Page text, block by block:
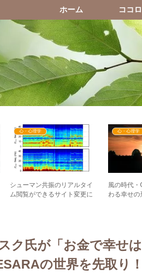
ホーム ココ
心・心理学
シューマン共振のリアルタイ
ム閲覧ができるサイト変更に
心・心理学
風の時代
わる幸せ
ク氏が「お金で幸せ
の世界を先取り